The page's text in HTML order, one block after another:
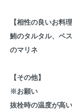
【相性の良いお料理
鮪のタルタル、ペ
のマリネ
【その他】
※お願い
抜栓時の温度が高